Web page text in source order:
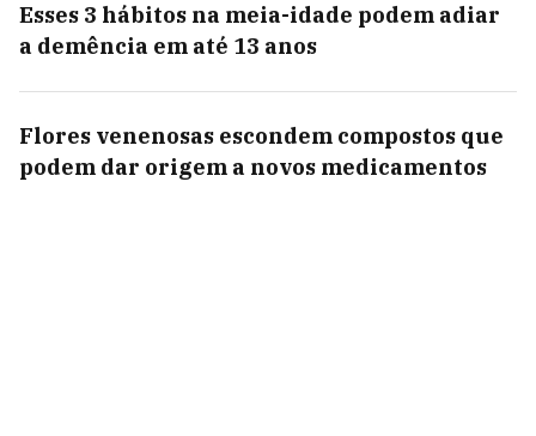
Esses 3 hábitos na meia-idade podem adiar
a demência em até 13 anos
Flores venenosas escondem compostos que
podem dar origem a novos medicamentos